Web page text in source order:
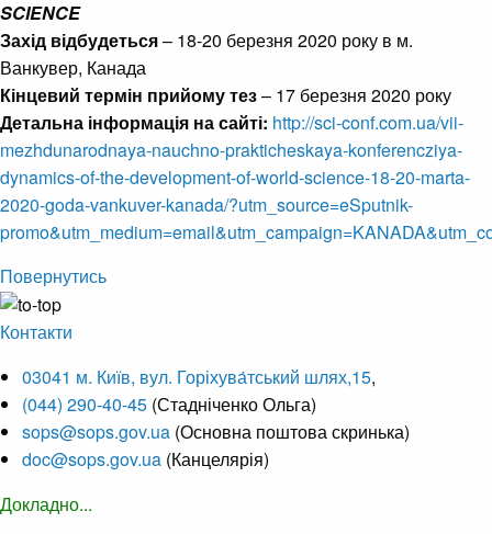
SCIENCE
Захід відбудеться– 18‑20 березня 2020 року в м.
Ванкувер, Канада
Кінцевий термін прийому тез– 17 березня 2020 року
Детальна інформація на сайті: http://sci-conf.com.ua/vii-
mezhdunarodnaya-nauchno-prakticheskaya-konferencziya-
dynamics-of-the-development-of-world-science-18-20-marta-
2020-goda-vankuver-kanada/?utm_source=eSputnik-
Повернутись
Контакти
03041 м. Київ, вул. Горіхува́тський шлях,15,
(044) 290-40-45 (Стадніченко Ольга)
sops@sops.gov.ua (Основна поштова скринька)
doc@sops.gov.ua (Канцелярія)
Докладно...